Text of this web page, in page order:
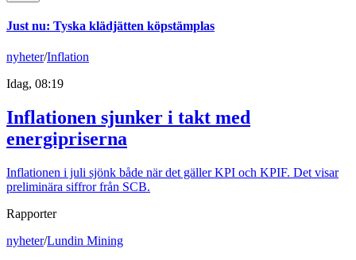
Just nu: Tyska klädjätten köpstämplas
nyheter/Inflation
Idag, 08:19
Inflationen sjunker i takt med
energipriserna
Inflationen i juli sjönk både när det gäller KPI och KPIF. Det visar
preliminära siffror från SCB.
Rapporter
nyheter/Lundin Mining